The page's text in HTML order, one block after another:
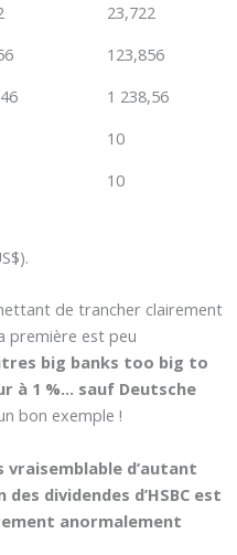
23,722
123,856
1 238,56
10
10
de trancher clairement
première est peu
big banks too big to
à 1 %… sauf Deutsche
bon exemple !
vraisemblable d’autant
dividendes d’HSBC est
anormalement